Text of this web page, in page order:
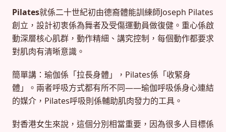
Pilates就係二十世紀初由德裔體能訓練師Joseph Pilates
創立，設計初衷係為舞者及受傷運動員做復健。重心係啟
動深層核心肌群，動作精細、講究控制，每個動作都要求
對肌肉有清晰意識。
簡單講：瑜伽係「拉長身體」，Pilates係「收緊身
體」。兩者呼吸方式都有所不同——瑜伽呼吸係身心連結
的媒介，Pilates呼吸則係輔助肌肉發力的工具。
對香港女生來說，這個分別相當重要，因為很多人目標係